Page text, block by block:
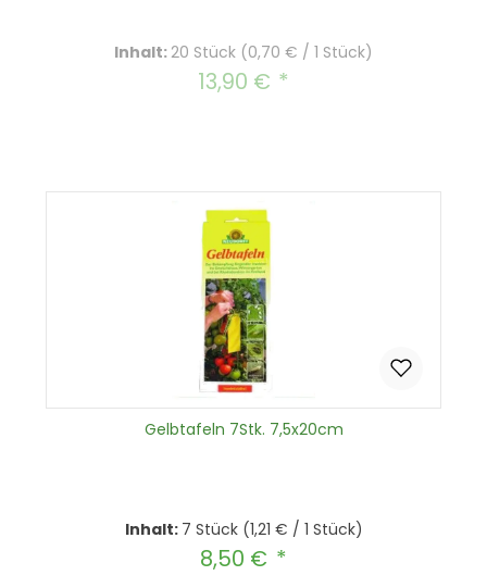
Inhalt: 20 Stück (0,70 € / 1 Stück)
Regulärer Preis:
13,90 €
Gelbtafeln 7Stk. 7,5x20cm
Inhalt: 7 Stück (1,21 € / 1 Stück)
Regulärer Preis:
8,50 €